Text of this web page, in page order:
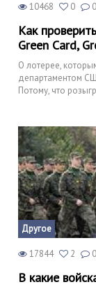
10468 0 0
Как
Green Card,
О лотерее,
департаментом
Потому, что
Другое
17844 2 0
В какие